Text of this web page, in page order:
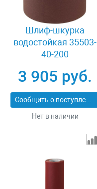
Шлиф-шкурка
водостойкая 35503-
40-200
3 905 руб.
Сообщить о поступлении
Нет в наличии